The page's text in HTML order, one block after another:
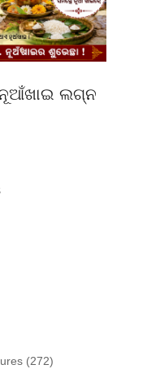
ନୂଆଁଖାଇ ଲଗ୍ନ
(272)